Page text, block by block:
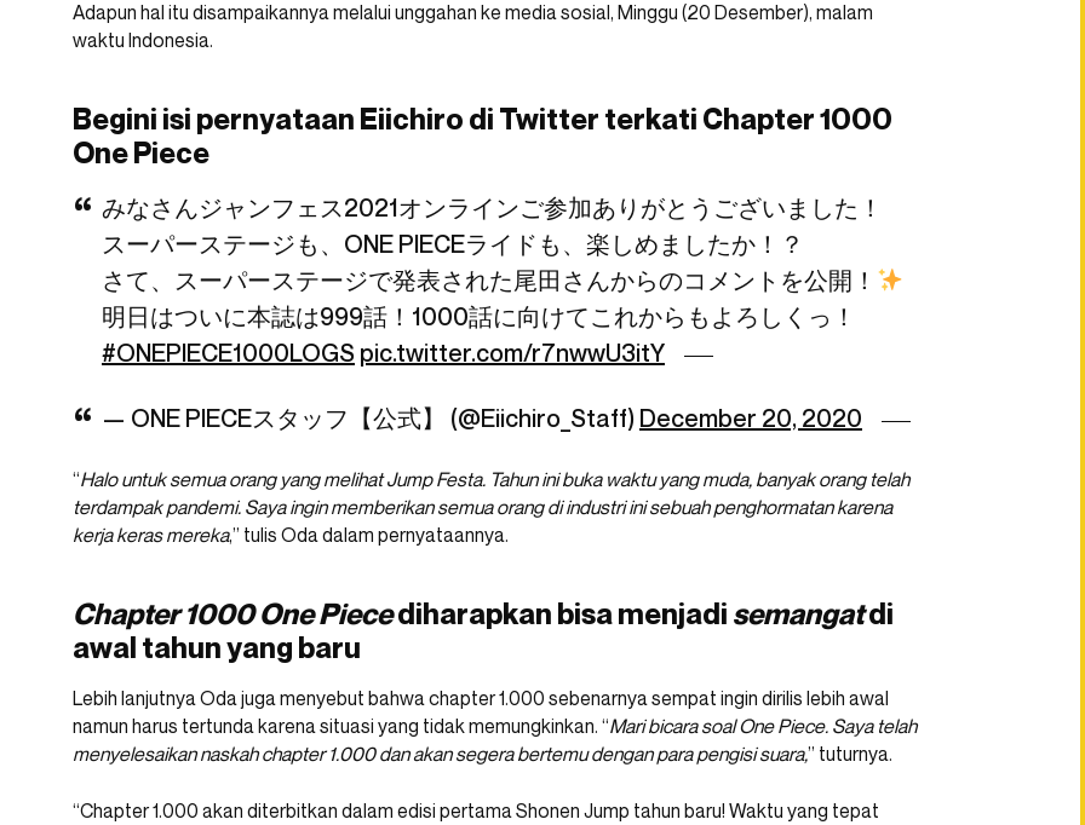
Adapun hal itu disampaikannya melalui unggahan ke media sosial, Minggu (20 Desember), malam
waktu Indonesia.
Begini isi pernyataan Eiichiro di Twitter terkati Chapter 1000
One Piece
みなさんジャンフェス2021オンラインご参加ありがとうございました！
スーパーステージも、ONE PIECEライドも、楽しめましたか！？
さて、スーパーステージで発表された尾田さんからのコメントを公開！
明日はついに本誌は999話！1000話に向けてこれからもよろしくっ！
#ONEPIECE1000LOGS pic.twitter.com/r7nwwU3itY
— ONE PIECEスタッフ【公式】 (@Eiichiro_Staff) December 20, 2020
“Halo untuk semua orang yang melihat Jump Festa. Tahun ini buka waktu yang muda, banyak orang telah
terdampak pandemi. Saya ingin memberikan semua orang di industri ini sebuah penghormatan karena
kerja keras mereka,” tulis Oda dalam pernyataannya.
Chapter 1000 One Piecediharapkan bisa menjadi semangatdi
awal tahun yang baru
Lebih lanjutnya Oda juga menyebut bahwa chapter 1.000 sebenarnya sempat ingin dirilis lebih awal
namun harus tertunda karena situasi yang tidak memungkinkan. “Mari bicara soal One Piece. Saya telah
menyelesaikan naskah chapter 1.000 dan akan segera bertemu dengan para pengisi suara,” tuturnya.
“Chapter 1.000 akan diterbitkan dalam edisi pertama Shonen Jump tahun baru! Waktu yang tepat